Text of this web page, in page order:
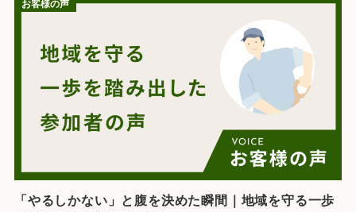
お客様の声
「やるしかない」と腹を決めた瞬間｜地域を守る一歩